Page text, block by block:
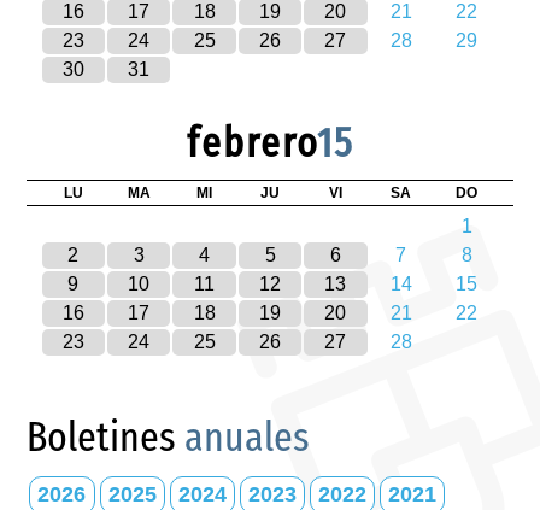
16
17 18 19 20 21
22
23
24 25 26 27 28
29
30
31
febrero15
LU MA MI JU VI SA DO
1
2
3 4 5 6 7
8
9
10 11 12 13 14
15
16
17 18 19 20 21
22
23
24 25 26 27 28
Boletines anuales
2026 2025 2024 2023 2022 2021